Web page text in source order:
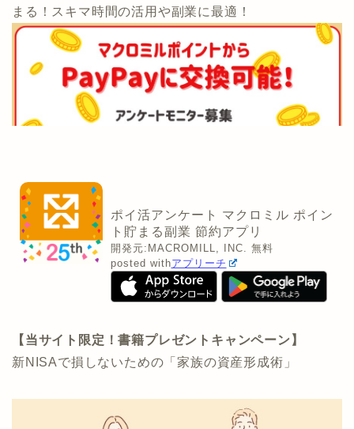
まる！スキマ時間の活用や副業に最適！
ポイ活アンケート マクロミル ポイン
ト貯まる副業 節約アプリ
開発元: MACROMILL, INC.
無料
posted withアプリーチ
【当サイト限定！書籍プレゼントキャンペーン】
新NISAで損しないための「家族の資産形成術」